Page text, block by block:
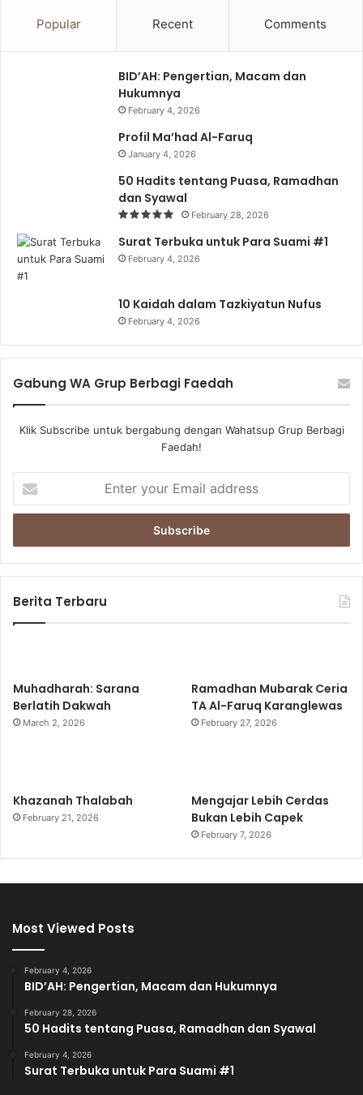
Popular Recent Comments
BID’AH: Pengertian, Macam dan
Hukumnya
February 4, 2026
Profil Ma’had Al-Faruq
January 4, 2026
50 Hadits tentang Puasa, Ramadhan
dan Syawal
February 28, 2026
Surat Terbuka untuk Para Suami #1
February 4, 2026
10 Kaidah dalam Tazkiyatun Nufus
February 4, 2026
Gabung WA Grup Berbagi Faedah
Klik Subscribe untuk bergabung dengan Wahatsup Grup Berbagi
Faedah!
your
Email
Berita Terbaru
Muhadharah: Sarana
Berlatih Dakwah
March 2, 2026
Ramadhan Mubarak Ceria
TA Al-Faruq Karanglewas
February 27, 2026
Khazanah Thalabah
February 21, 2026
Mengajar Lebih Cerdas
Bukan Lebih Capek
February 7, 2026
Most Viewed Posts
February 4, 2026
BID’AH: Pengertian, Macam dan Hukumnya
February 28, 2026
50 Hadits tentang Puasa, Ramadhan dan Syawal
February 4, 2026
Surat Terbuka untuk Para Suami #1